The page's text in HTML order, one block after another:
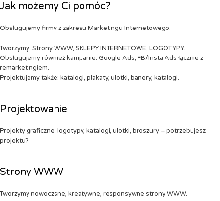
Jak możemy Ci pomóc?
Obsługujemy firmy z zakresu Marketingu Internetowego.
Tworzymy: Strony WWW, SKLEPY INTERNETOWE, LOGOTYPY.
Obsługujemy również kampanie: Google Ads, FB/Insta Ads łącznie z
remarketingiem.
Projektujemy także: katalogi, plakaty, ulotki, banery, katalogi.
Projektowanie
Projekty graficzne: logotypy, katalogi, ulotki, broszury – potrzebujesz
projektu?
Strony WWW
Tworzymy nowoczsne, kreatywne, responsywne strony WWW.